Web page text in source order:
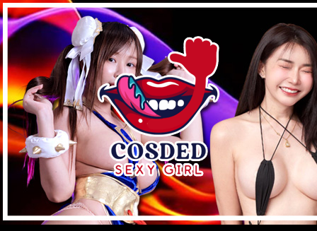
Skip
to
content
แจกวาร์ป เน็ตไอดอล ดาว
แจกวาร์ป เปิดวาร์ป เน็ตไอดอล นางแบบ Cup e คอสเพลย์ เซ็กซี่
ดาวทวิต Onlyfans VK หุ่นแซ่บ ติ๊กต็อค เต้นยั่ว มาแรง ติดกระแส